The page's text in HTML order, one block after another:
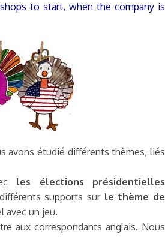
to start, when the company is
avons étudié différents thèmes, liés
les élections présidentielles
supports surle thème de
avec un jeu.
aux correspondants anglais. Nous